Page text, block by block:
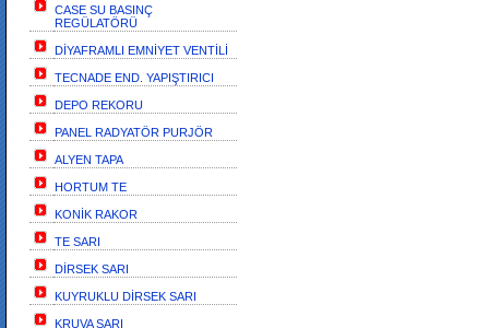
CASE SU BASINÇ
REGÜLATÖRÜ
DİYAFRAMLI EMNİYET VENTİLİ
TECNADE END. YAPIŞTIRICI
DEPO REKORU
PANEL RADYATÖR PURJÖR
ALYEN TAPA
HORTUM TE
KONİK RAKOR
TE SARI
DİRSEK SARI
KUYRUKLU DİRSEK SARI
KRUVA SARI